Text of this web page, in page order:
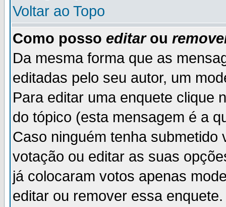
Voltar ao Topo
Como posso editarou
Da mesma forma que as
editadas pelo seu autor, um
Para editar uma enquete clique
do tópico (esta mensagem é a
Caso ninguém tenha
votação ou editar as suas
já colocaram votos apenas
editar ou remover essa